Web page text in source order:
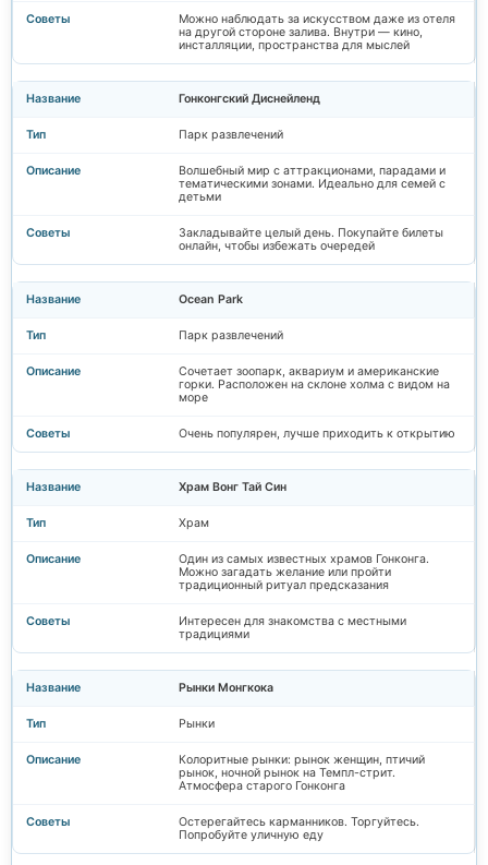
Можно наблюдать за искусством даже из отеля
на другой стороне залива. Внутри — кино,
инсталляции, пространства для мыслей
Гонконгский Диснейленд
Парк развлечений
Волшебный мир с аттракционами, парадами и
тематическими зонами. Идеально для семей с
детьми
Закладывайте целый день. Покупайте билеты
онлайн, чтобы избежать очередей
Ocean Park
Парк развлечений
Сочетает зоопарк, аквариум и американские
горки. Расположен на склоне холма с видом на
море
Очень популярен, лучше приходить к открытию
Храм Вонг Тай Син
Храм
Один из самых известных храмов Гонконга.
Можно загадать желание или пройти
традиционный ритуал предсказания
Интересен для знакомства с местными
традициями
Рынки Монгкока
Рынки
Колоритные рынки: рынок женщин, птичий
рынок, ночной рынок на Темпл-стрит.
Атмосфера старого Гонконга
Остерегайтесь карманников. Торгуйтесь.
Попробуйте уличную еду